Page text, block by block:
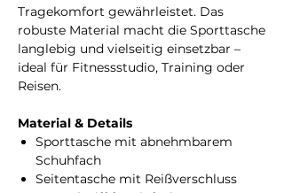
Tragekomfort gewährleistet. Das
robuste Material macht die Sporttasche
langlebig und vielseitig einsetzbar –
ideal für Fitnessstudio, Training oder
Reisen.
Material & Details
Sporttasche mit abnehmbarem
Schuhfach
Seitentasche mit Reißverschluss